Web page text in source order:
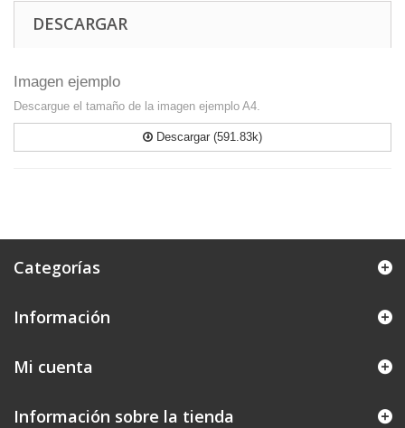
DESCARGAR
Imagen ejemplo
Descargue el tamaño de la imagen ejemplo A4.
Descargar (591.83k)
Categorías
Información
Mi cuenta
Información sobre la tienda